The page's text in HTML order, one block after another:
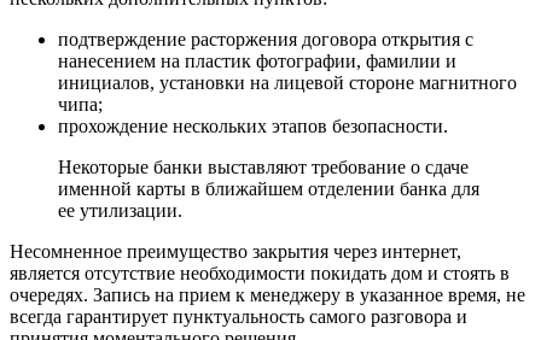
подтверждение расторжения договора открытия с
нанесением на пластик фотографии, фамилии и
инициалов, установки на лицевой стороне магнитного
чипа;
прохождение нескольких этапов безопасности.
Некоторые банки выставляют требование о сдаче
именной карты в ближайшем отделении банка для
ее утилизации.
Несомненное преимущество закрытия через интернет,
является отсутствие необходимости покидать дом и стоять в
очередях. Запись на прием к менеджеру в указанное время, не
всегда гарантирует пунктуальность самого разговора и